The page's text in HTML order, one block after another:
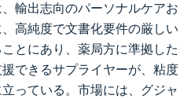
輸出志向のパーソナルケアお
高純度で文書化要件の厳しい
とにあり、薬局方に準拠した
できるサプライヤーが、粘度
っている。市場には、グジャ